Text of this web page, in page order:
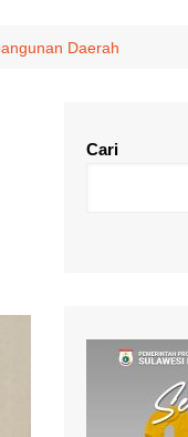
Sejarah
Daerah
Cari